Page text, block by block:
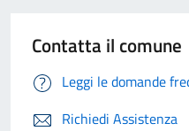
Contatta il comune
Leggi le domande
Richiedi Assistenza